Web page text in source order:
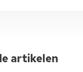
artikelen